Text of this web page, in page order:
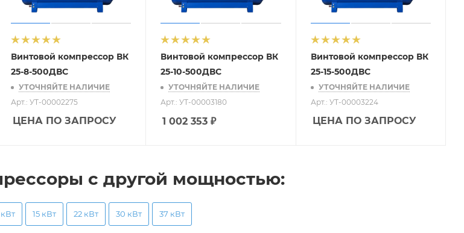
Винтовой компрессор ВК
25-8-500ДВС
УТОЧНЯЙТЕ НАЛИЧИЕ
Арт.: УТ-00002275
ЦЕНА ПО ЗАПРОСУ
Винтовой компрессор ВК
25-10-500ДВС
УТОЧНЯЙТЕ НАЛИЧИЕ
Арт.: УТ-00003180
1 002 353 ₽
Винтовой компрессор ВК
25-15-500ДВС
УТОЧНЯЙТЕ НАЛИЧИЕ
Арт.: УТ-00003224
ЦЕНА ПО ЗАПРОСУ
с другой мощностью:
кВт 15 кВт 22 кВт 30 кВт 37 кВт